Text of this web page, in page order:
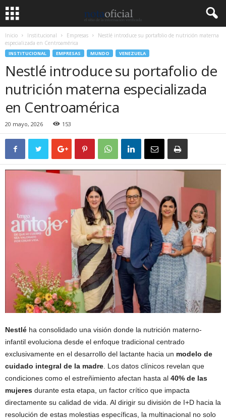
Inicio Institucional Empresas
Nestlé introduce su portafolio de nutrición materna
especializada en Centroamérica
INSTITUCIONAL EMPRESAS MUNDO VENEZUELA
Nestlé introduce su portafolio de
nutrición materna especializada
en Centroamérica
20 mayo, 2026 153
Nestlé ha consolidado una visión donde la nutrición materno-
infantil evoluciona desde el enfoque tradicional centrado
exclusivamente en el desarrollo del lactante hacia un modelo de
cuidado integral de la madre . Los datos clínicos revelan que
condiciones como el estreñimiento afectan hasta al 40% de las
mujeres durante esta etapa, un factor crítico que impacta
directamente su calidad de vida. Al dirigir su división de I+D hacia la
resolución de estas molestias específicas, la multinacional no solo